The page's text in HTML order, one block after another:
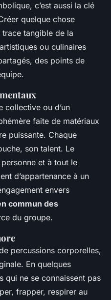
c’est aussi la clé
quelque chose
trace tangible de la
ou culinaires
des points de
collective ou d’un
faite de matériaux
puissante. Chaque
son talent. Le
et à tout le
d’appartenance à un
envers
commun des
du groupe.
percussions corporelles,
En quelques
qui ne se connaissent pas
frapper, respirer au